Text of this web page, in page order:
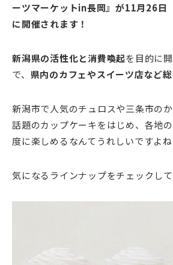
ーツマーケットin長岡』が11月26日
に開催されます！
新潟県の活性化と消費喚起を目的に
で、 県内のカフェやスイーツ店など
新潟市で人気のチュロスや三条市の
話題のカップケーキをはじめ、各地
度に楽しめるなんてうれしいですよ
気になるラインナップをチェックし